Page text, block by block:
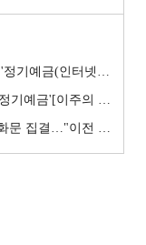
의 저축은행 예금금리-7월 4주]
은행 예금금리-8월 1주]
사" [막 오른 금융권 하투(夏鬪)]